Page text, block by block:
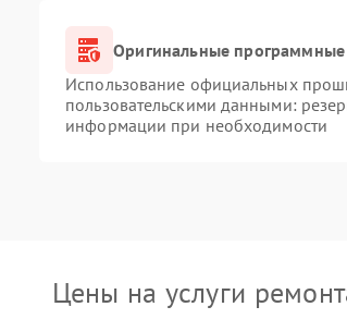
Оригинальные
Использование официальных
пользовательскими данными:
информации при необходимости
Цены на услуги